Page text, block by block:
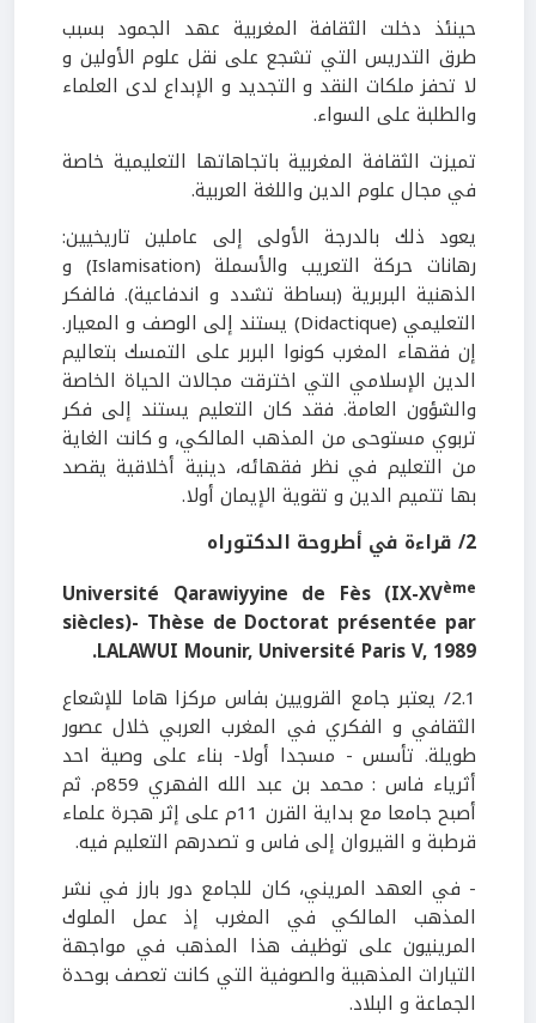
حينئذ دخلت الثقافة المغربية عهد الجمود بسبب
طرق التدريس التي تشجع على نقل علوم الأولين و
لا تحفز ملكات النقد و التجديد و الإبداع لدى العلماء
والطلبة على السواء.
تميزت الثقافة المغربية باتجاهاتها التعليمية خاصة
في مجال علوم الدين واللغة العربية.
يعود ذلك بالدرجة الأولى إلى عاملين تاريخيين:
رهانات حركة التعريب والأسملة (Islamisation) و
الذهنية البربرية (بساطة تشدد و اندفاعية). فالفكر
التعليمي (Didactique) يستند إلى الوصف و المعيار.
إن فقهاء المغرب كونوا البربر على التمسك بتعاليم
الدين الإسلامي التي اخترقت مجالات الحياة الخاصة
والشؤون العامة. فقد كان التعليم يستند إلى فكر
تربوي مستوحى من المذهب المالكي، و كانت الغاية
من التعليم في نظر فقهائه، دينية أخلاقية يقصد
بها تتميم الدين و تقوية الإيمان أولا.
2/ قراءة في أطروحة الدكتوراه
Université Qarawiyyine de Fès (IX-XVème
siècles)- Thèse de Doctorat présentée par
LALAWUI Mounir, Université Paris V, 1989.
2.1/ يعتبر جامع القرويين بفاس مركزا هاما للإشعاع
الثقافي و الفكري في المغرب العربي خلال عصور
طويلة. تأسس - مسجدا أولا- بناء على وصية احد
أثرياء فاس : محمد بن عبد الله الفهري 859م. ثم
أصبح جامعا مع بداية القرن 11م على إثر هجرة علماء
قرطبة و القيروان إلى فاس و تصدرهم التعليم فيه.
- في العهد المريني، كان للجامع دور بارز في نشر
المذهب المالكي في المغرب إذ عمل الملوك
المرينيون على توظيف هذا المذهب في مواجهة
التيارات المذهبية والصوفية التي كانت تعصف بوحدة
الجماعة و البلاد.